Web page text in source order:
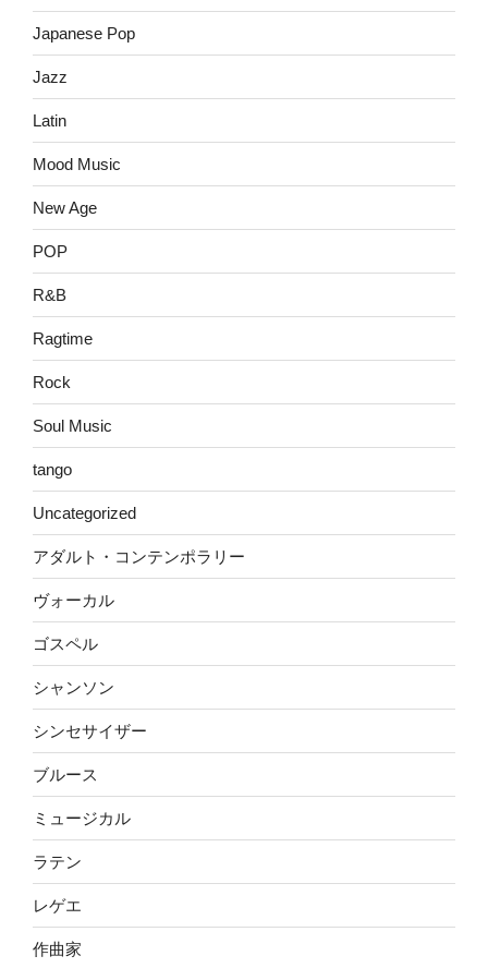
Japanese Pop
Jazz
Latin
Mood Music
New Age
POP
R&B
Ragtime
Rock
Soul Music
tango
Uncategorized
アダルト・コンテンポラリー
ヴォーカル
ゴスペル
シャンソン
シンセサイザー
ブルース
ミュージカル
ラテン
レゲエ
作曲家